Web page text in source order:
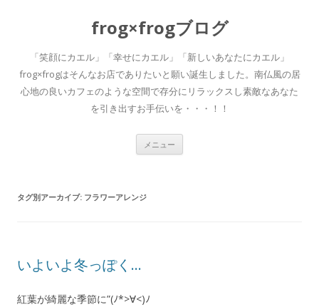
frog×frogブログ
「笑顔にカエル」「幸せにカエル」「新しいあなたにカエル」
frog×frogはそんなお店でありたいと願い誕生しました。南仏風の居
心地の良いカフェのような空間で存分にリラックスし素敵なあなた
を引き出すお手伝いを・・・！！
メニュー
タグ別アーカイブ: フラワーアレンジ
いよいよ冬っぽく…
紅葉が綺麗な季節に”(ﾉ*>∀<)ﾉ